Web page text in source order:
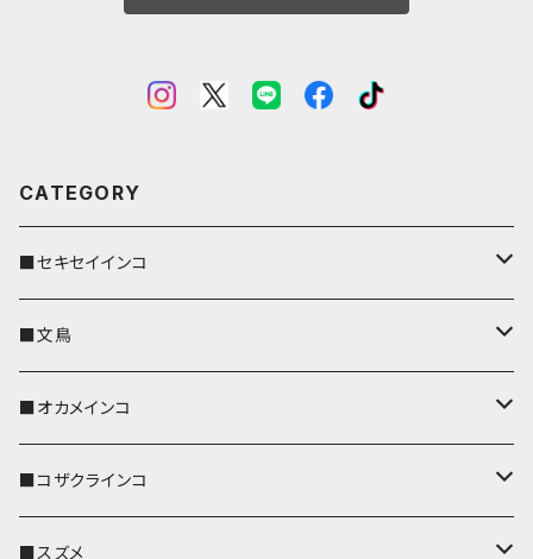
CATEGORY
■セキセイインコ
キーカバー
キーホルダー
パスケース
リール付きストラップ
■文鳥
キーカバー
キーホルダー
パスケース
■オカメインコ
キーカバー
キーホルダー
■コザクラインコ
キーカバー
■スズメ